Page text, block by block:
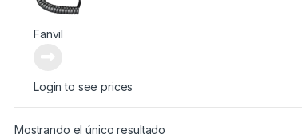
Fanvil
Login to see prices
Mostrando el único resultado